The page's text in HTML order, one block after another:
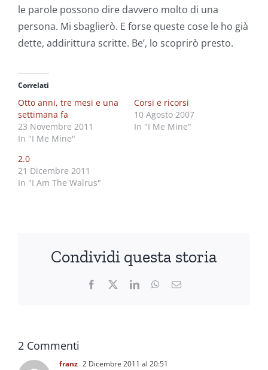
le parole possono dire davvero molto di una
persona. Mi sbaglierò. E forse queste cose le ho già
dette, addirittura scritte. Be’, lo scoprirò presto.
Correlati
Otto anni, tre mesi e una
settimana fa
23 Novembre 2011
In "I Me Mine"
Corsi e ricorsi
10 Agosto 2007
In "I Me Mine"
2.0
21 Dicembre 2011
In "I Am The Walrus"
Condividi questa storia
Facebook LinkedInWhatsApp
Email
2 Commenti
franz 2 Dicembre 2011 al 20:51